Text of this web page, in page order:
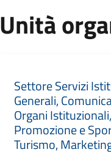
Unità
Settore Servizi
Generali,
Organi
Promozione e
Turismo,